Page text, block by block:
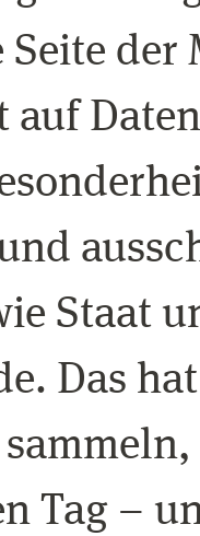
der
auf
Staat
Das
Tag –